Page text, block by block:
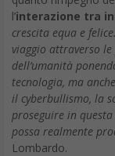
l’interazione tra
crescita equa e
viaggio attraverso
dell’umanità
tecnologia, ma
il cyberbullismo, la
proseguire in
possa realmente
Lombardo.